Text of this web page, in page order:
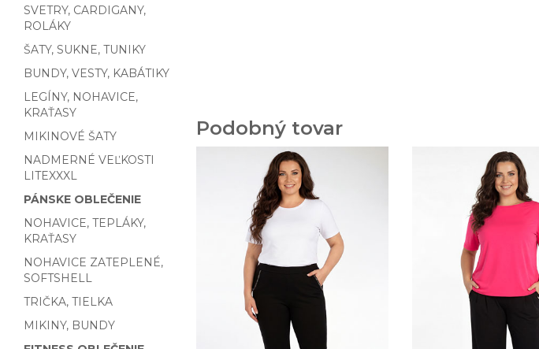
SVETRY, CARDIGANY,
ROLÁKY
ŠATY, SUKNE, TUNIKY
BUNDY, VESTY, KABÁTIKY
LEGÍNY, NOHAVICE,
KRAŤASY
MIKINOVÉ ŠATY
NADMERNÉ VEĽKOSTI
LITEXXXL
PÁNSKE OBLEČENIE
NOHAVICE, TEPLÁKY,
KRAŤASY
NOHAVICE ZATEPLENÉ,
SOFTSHELL
TRIČKA, TIELKA
MIKINY, BUNDY
Podobný tovar